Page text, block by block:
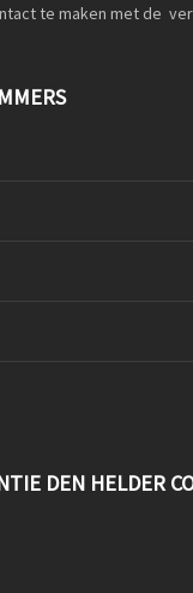
te maken met de
DEN HELDER